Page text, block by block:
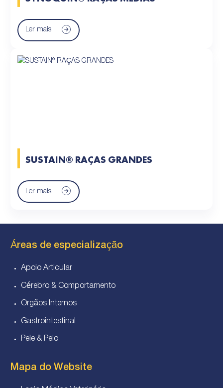
Ler mais
SUSTAIN® RAÇAS GRANDES
Ler mais
Áreas de especialização
Apoio Articular
Cérebro & Comportamento
Orgãos Internos
Gastrointestinal
Pele & Pelo
Mapa do Website